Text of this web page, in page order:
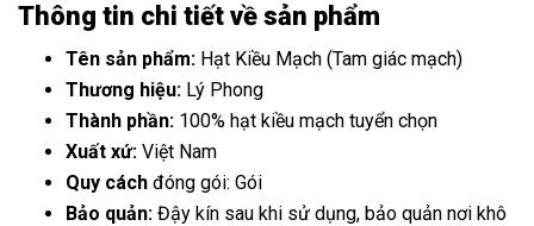
Thông tin chi tiết về sản phẩm
Tên sản phẩm: Hạt Kiều Mạch (Tam giác mạch)
Thương hiệu: Lý Phong
Thành phần: 100% hạt kiều mạch tuyển chọn
Xuất xứ: Việt Nam
Quy cách đóng gói: Gói
Bảo quản: Đậy kín sau khi sử dụng, bảo quản nơi khô